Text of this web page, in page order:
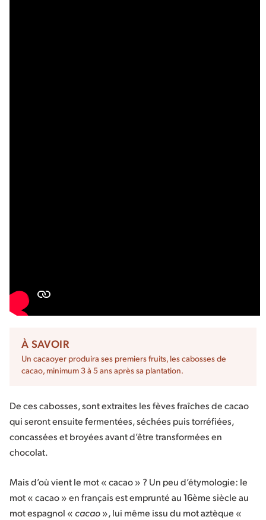
À SAVOIR
Un cacaoyer produira ses premiers fruits, les cabosses de
cacao, minimum 3 à 5 ans après sa plantation.
De ces cabosses, sont extraites les fèves fraîches de cacao
qui seront ensuite fermentées, séchées puis torréfiées,
concassées et broyées avant d’être transformées en
chocolat.
Mais d’où vient le mot « cacao » ? Un peu d’étymologie: le
mot « cacao » en français est emprunté au 16ème siècle au
mot espagnol « cacao», lui même issu du mot aztèque «